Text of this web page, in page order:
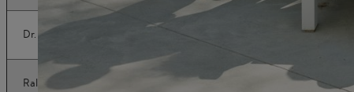
Dr. Rolf Breidenbach Medlem af Advisory Board
Ralf W. Dieter Medlem af Advisory Board